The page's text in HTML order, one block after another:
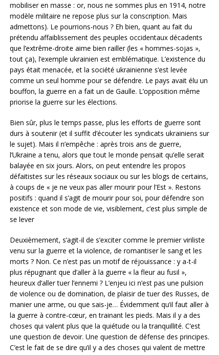
mobiliser en masse : or, nous ne sommes plus en 1914, notre
modèle militaire ne repose plus sur la conscription. Mais
admettons). Le pourrions-nous ? Eh bien, quant au fait du
prétendu affaiblissement des peuples occidentaux décadents
que l’extrême-droite aime bien railler (les « hommes-sojas »,
tout ça), l’exemple ukrainien est emblématique. L’existence du
pays était menacée, et la société ukrainienne s’est levée
comme un seul homme pour se défendre. Le pays avait élu un
bouffon, la guerre en a fait un de Gaulle. L’opposition même
priorise la guerre sur les élections.
Bien sûr, plus le temps passe, plus les efforts de guerre sont
durs à soutenir (et il suffit d’écouter les syndicats ukrainiens sur
le sujet). Mais il n’empêche : après trois ans de guerre,
l’Ukraine a tenu, alors que tout le monde pensait qu’elle serait
balayée en six jours. Alors, on peut entendre les propos
défaitistes sur les réseaux sociaux ou sur les blogs de certains,
à coups de « je ne veux pas aller mourir pour l’Est ». Restons
positifs : quand il s’agit de mourir pour soi, pour défendre son
existence et son mode de vie, visiblement, c’est plus simple de
se lever
Deuxièmement, s’agit-il de s’exciter comme le premier viriliste
venu sur la guerre et la violence, de romantiser le sang et les
morts ? Non. Ce n’est pas un motif de réjouissance : y a-t-il
plus répugnant que d’aller à la guerre « la fleur au fusil »,
heureux d’aller tuer l’ennemi ? L’enjeu ici n’est pas une pulsion
de violence ou de domination, de plaisir de tuer des Russes, de
manier une arme, ou que sais-je… Évidemment qu’il faut aller à
la guerre à contre-cœur, en trainant les pieds. Mais il y a des
choses qui valent plus que la quiétude ou la tranquillité. C’est
une question de devoir. Une question de défense des principes.
C’est le fait de se dire qu’il y a des choses qui valent de mettre